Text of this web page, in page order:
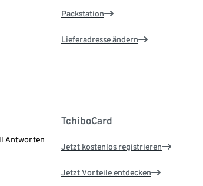
Packstation
Lieferadresse ändern
Antworten
TchiboCard
Jetzt kostenlos registrieren
Jetzt Vorteile entdecken